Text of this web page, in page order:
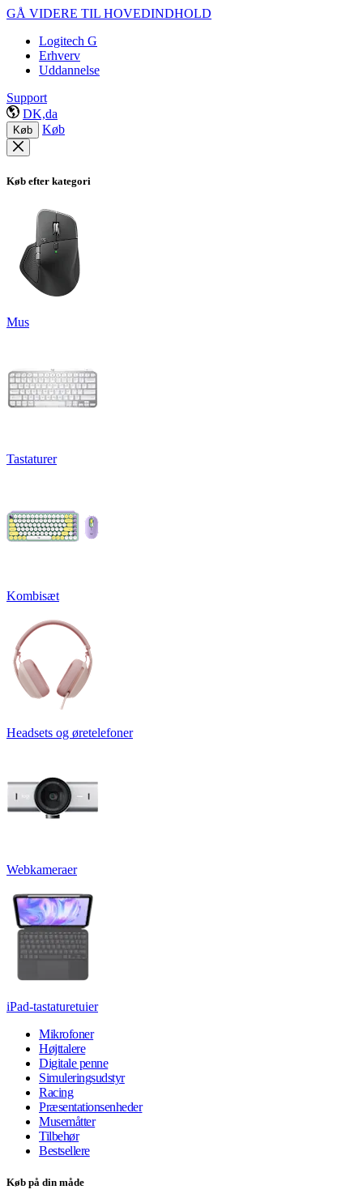
GÅ VIDERE TIL HOVEDINDHOLD
Logitech G
Erhverv
Uddannelse
Support
DK,da
Køb Køb
Køb efter kategori
Mus
Tastaturer
Kombisæt
Headsets og øretelefoner
Webkameraer
iPad-tastaturetuier
Mikrofoner
Højttalere
Digitale penne
Simuleringsudstyr
Racing
Præsentationsenheder
Musemåtter
Tilbehør
Bestsellere
Køb på din måde